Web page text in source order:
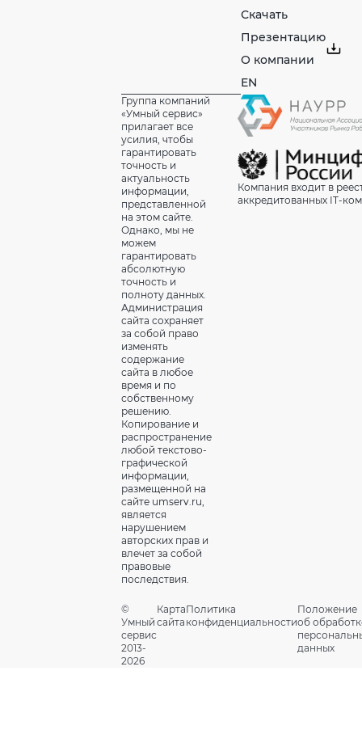
Скачать
Презентацию
О компании
EN
Группа компаний
«Умный сервис»
прилагает все
усилия, чтобы
гарантировать
точность и
актуальность
информации,
представленной
на этом сайте.
Однако, мы не
можем
гарантировать
абсолютную
точность и
полноту данных.
Администрация
сайта сохраняет
за собой право
изменять
содержание
сайта в любое
время и по
собственному
решению.
Копирование и
распространение
любой текстово-
графической
информации,
размещенной на
сайте umserv.ru,
является
нарушением
авторских прав и
влечет за собой
правовые
последствия.
Компания входит в
аккредитованных IT-
©
Умный
сервис
2013-
2026
Карта
сайта
Политика
конфиденциальности
Положение
об
данных